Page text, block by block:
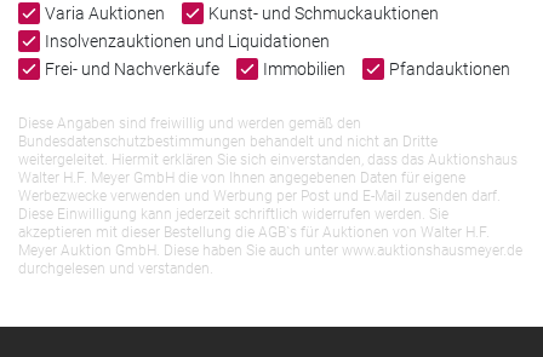
Varia Auktionen
Kunst- und Schmuckauktionen
Insolvenzauktionen und Liquidationen
Frei- und Nachverkäufe
Immobilien Pfandauktionen
Diese Angaben sind freiwillig und werden gemäß den
Bundesdatenschutzbestimmungen behandelt und nicht an Dritte
weitergeleitet. Hiermit erklären Sie sich einverstanden, dass das Auktionshaus
Walter H.F. Meyer GmbH die von Ihnen angegebenen Daten für eigene
Werbezwecke verwenden und Werbung per Post und E-Mail zusenden darf.
Diese Einwilligung kann jederzeit schriftlich widerrufen werden. Sie
akzeptieren mit dieser Bestellung die AGB`s für Auktionen von Walter H.F.
Meyer Auktion GmbH. Diese haben Sie auch unter www.auktionshausmeyer.de
durchgelesen und verstanden.